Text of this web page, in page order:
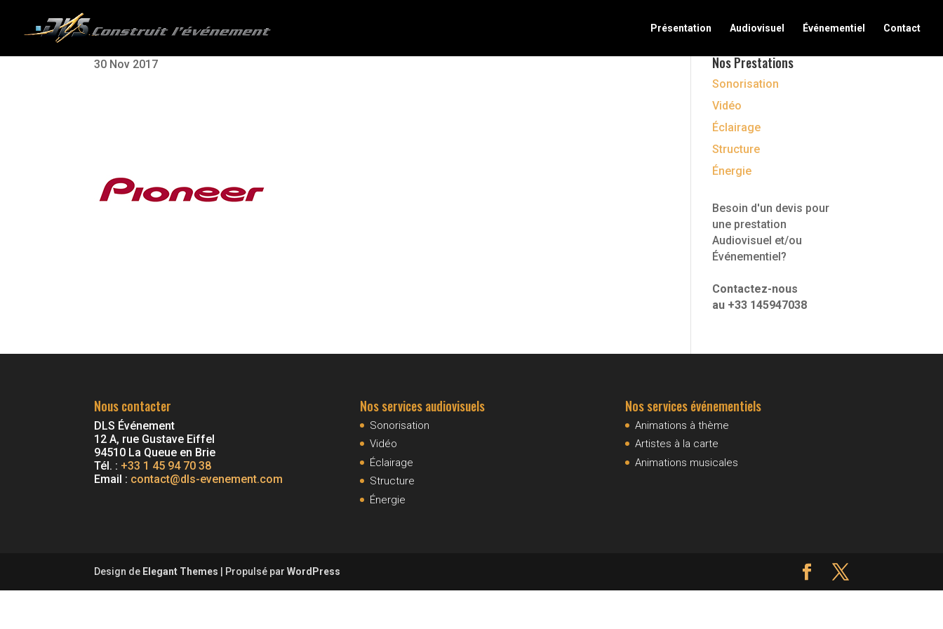
Présentation Audiovisuel Événementiel Contact
30 Nov 2017 Nos Prestations
Sonorisation
Vidéo
Éclairage
Structure
Énergie
Besoin d'un devis pour
une prestation
Audiovisuel et/ou
Événementiel?
Contactez-nous
au +33 145947038
Nous contacter
DLS Événement
12 A, rue Gustave Eiffel
94510 La Queue en Brie
Tél. : +33 1 45 94 70 38
Email : contact@dls-evenement.com
Nos services audiovisuels
Sonorisation
Vidéo
Éclairage
Structure
Énergie
Nos services événementiels
Animations à thème
Artistes à la carte
Animations musicales
Design de Elegant Themes | Propulsé parWordPress